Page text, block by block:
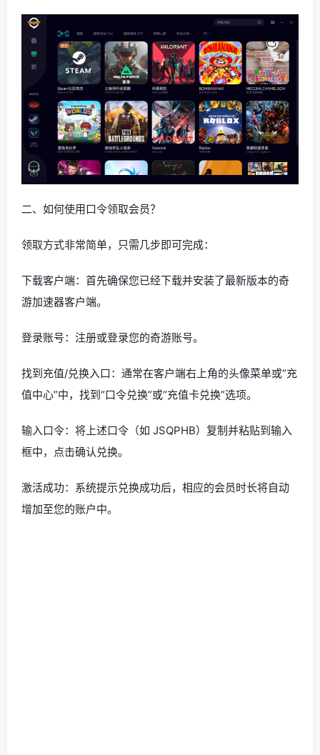
二、如何使用口令领取会员？
领取方式非常简单，只需几步即可完成：
下载客户端：首先确保您已经下载并安装了最新版本的奇
游加速器客户端。
登录账号：注册或登录您的奇游账号。
找到充值/兑换入口：通常在客户端右上角的头像菜单或“充
值中心”中，找到“口令兑换”或“充值卡兑换”选项。
输入口令：将上述口令（如 JSQPHB）复制并粘贴到输入
框中，点击确认兑换。
激活成功：系统提示兑换成功后，相应的会员时长将自动
增加至您的账户中。